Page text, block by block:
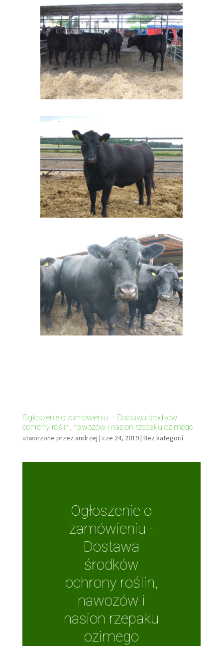
Ogłoszenie o zamówieniu – Dostawa środków
ochrony roślin, nawozów i nasion rzepaku ozimego
utworzone przez andrzej | cze 24, 2019| Bez kategorii
Ogłoszenie o
zamówieniu -
Dostawa
środków
ochrony roślin,
nawozów i
nasion rzepaku
ozimego